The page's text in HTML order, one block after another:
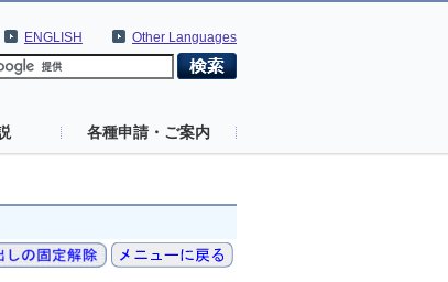
Other Languages
ENGLISH
各種申請・ご案内